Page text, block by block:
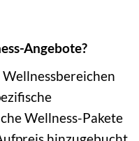
Angebote?
Wellness-Pakete